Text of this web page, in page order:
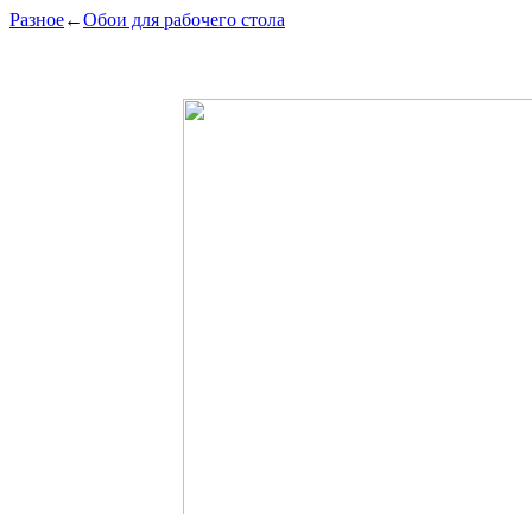
Разное←Обои для рабочего стола